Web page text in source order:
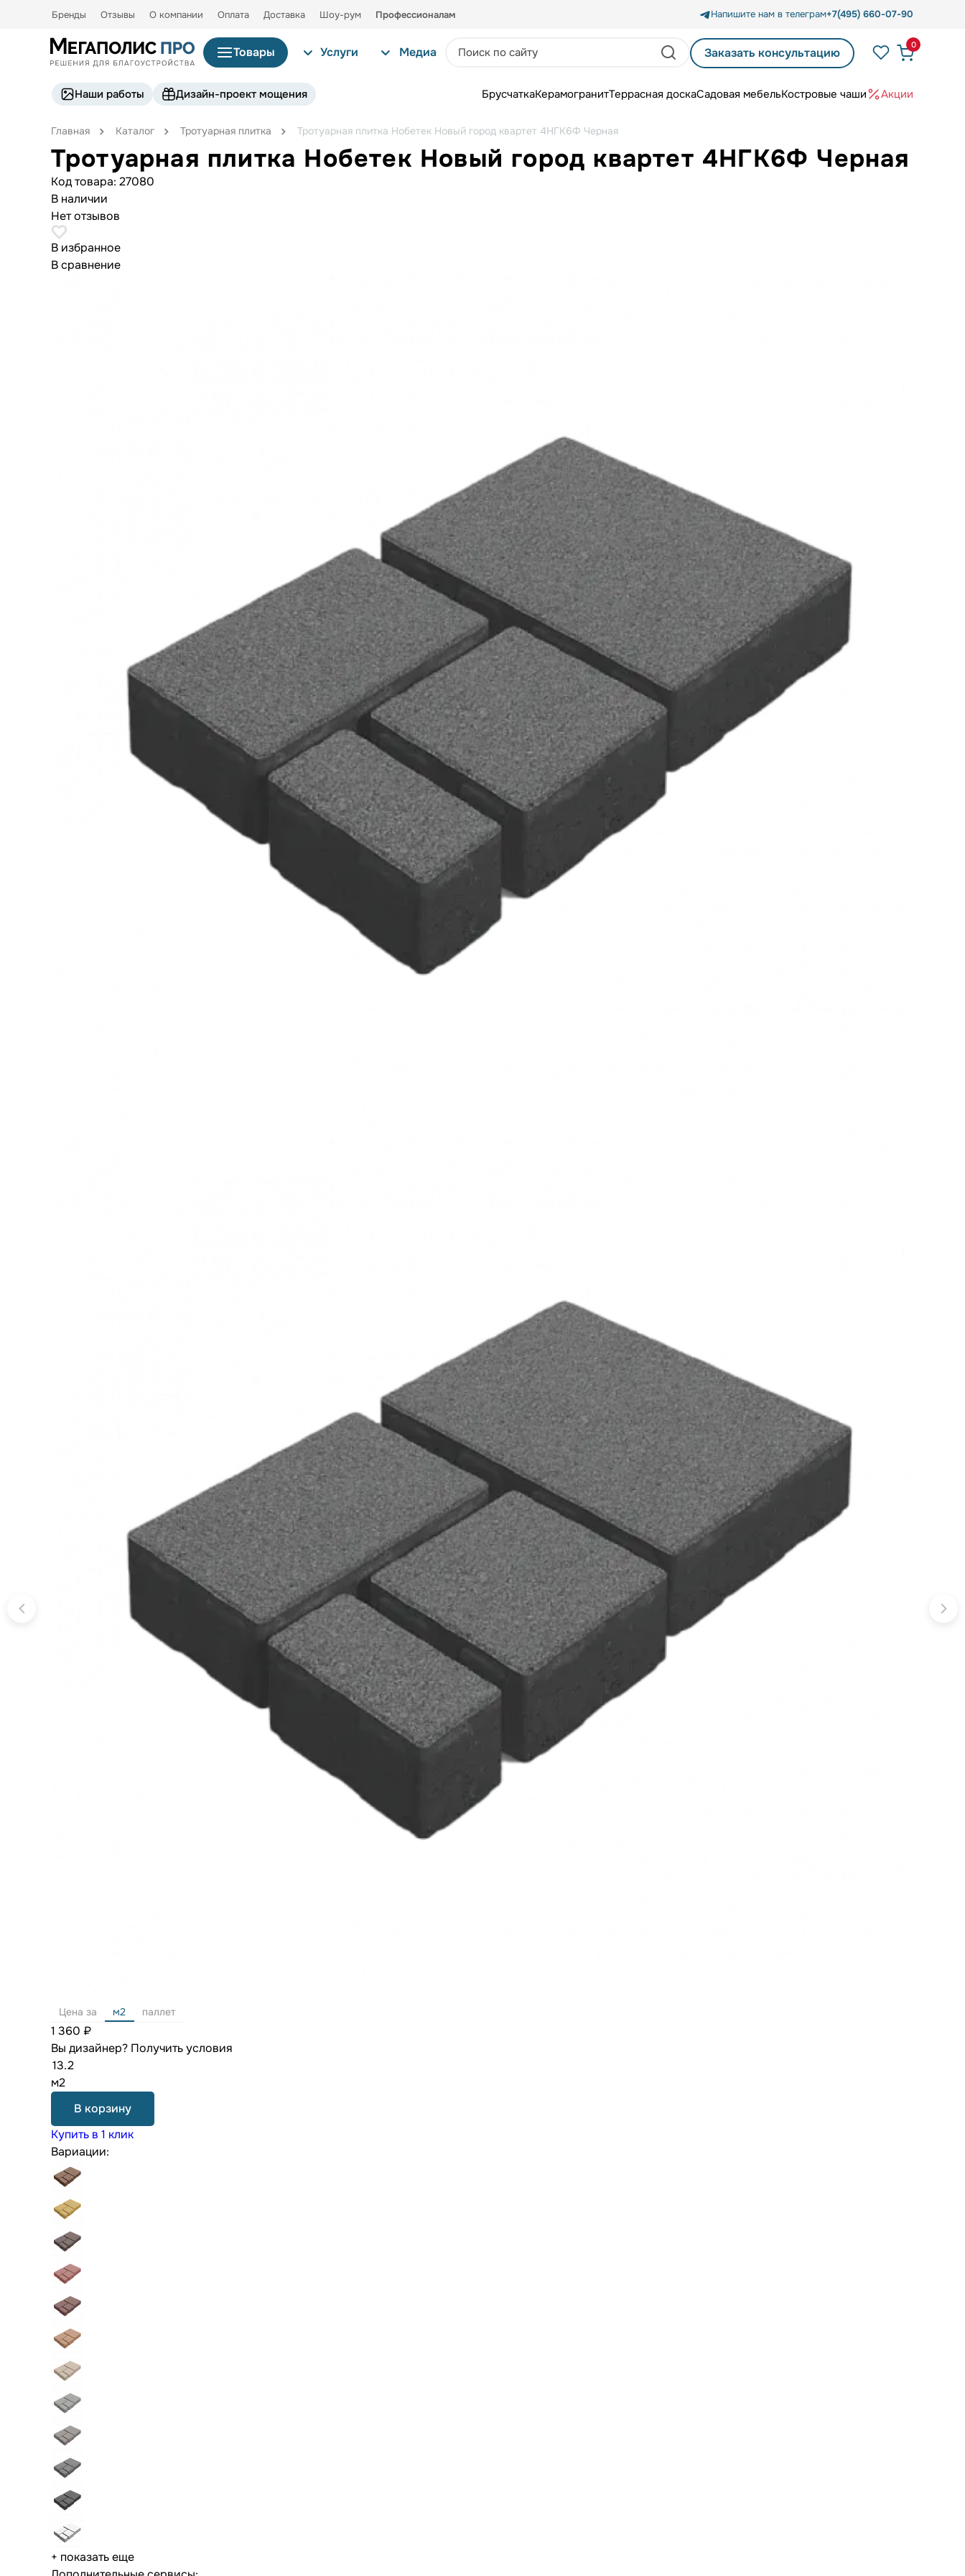
Бренды Отзывы О компании Оплата Доставка Шоу-рум Профессионалам Напишите нам в телеграм+7(495) 660-07-90
Товары Услуги Медиа Заказать консультацию
0
Наши работы Дизайн-проект мощения БрусчаткаКерамогранитТеррасная доскаСадовая мебельКостровые чаши Акции
Главная Каталог Тротуарная плитка Тротуарная плитка Нобетек Новый город квартет 4НГК6Ф Черная
Тротуарная плитка Нобетек Новый город квартет 4НГК6Ф Черная
Код товара: 27080
В наличии
Нет отзывов
В избранное
В сравнение
Цена за м2 паллет
1 360 ₽
Вы дизайнер? Получить условия
м2
В корзину
Купить в 1 клик
Вариации:
+ показать еще